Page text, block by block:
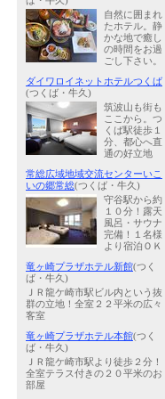
自然に囲まれ
たホテル。静
かな地で癒し
の時間をお過
ごし下さい。
ダイワロイネットホテルつくば
(つくば・牛久)
筑波山も街も
ここから。つ
くば駅徒歩１
分、都心へ直
通の好立地
常総広域地域交流センターいこ
いの郷常総(つくば・牛久)
守谷駅から約
１０分！露天
風呂・サウナ
完備！１名様
より宿泊ＯＫ
竜ヶ崎プラザホテル新館(つく
ば・牛久)
ＪＲ龍ケ崎市駅ビル内という抜
群の立地！全室２２平米の広々
客室
竜ヶ崎プラザホテル本館(つく
ば・牛久)
ＪＲ龍ケ崎市駅より徒歩２分！
全室テラス付きの２０平米のお
部屋